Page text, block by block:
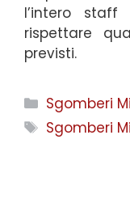
l’intero
rispettare
previsti.
Categorie
Sgomberi
Tag
Sgomberi